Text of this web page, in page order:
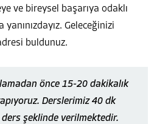
ve bireysel başarıya odaklı
yanınızdayız. Geleceğinizi
buldunuz.
önce 15-20 dakikalık
Derslerimiz 40 dk
şeklinde verilmektedir.